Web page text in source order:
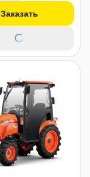
Заказать